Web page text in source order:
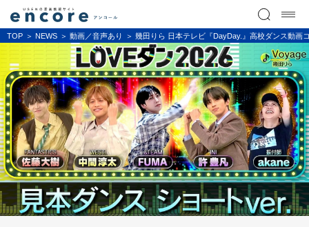
TOP NEWS 動画／音声あり 幾田りら 日本テレビ『DayDay.』高校ダンス動画